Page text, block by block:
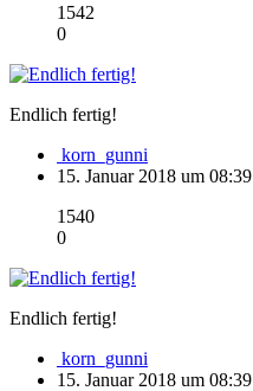
1542
0
Endlich fertig!
korn_gunni
15. Januar 2018 um 08:39
1540
0
Endlich fertig!
korn_gunni
15. Januar 2018 um 08:39